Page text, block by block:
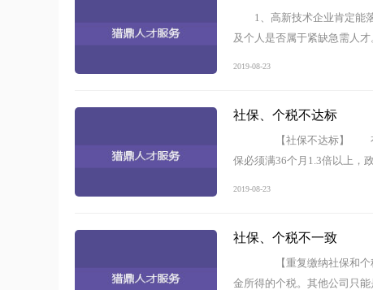
1、高新技术企业肯定
及个人是否属于紧缺急需
2019-08-23
社保、个税不达标
【社保不达标】 有人
保必须满36个月1.3倍以上，
2019-08-23
社保、个税不一致
【重复缴纳社保和个
金所得的个税。其他公司只